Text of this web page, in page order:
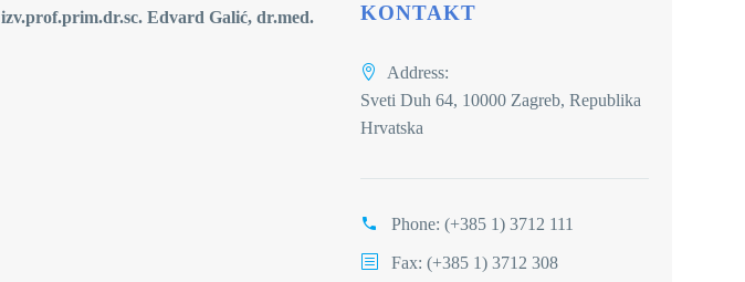
izv.prof.prim.dr.sc. Edvard Galić, dr.med.
KONTAKT
Address:
Sveti Duh 64, 10000 Zagreb, Republika
Hrvatska
Phone: (+385 1) 3712 111
Fax: (+385 1) 3712 308